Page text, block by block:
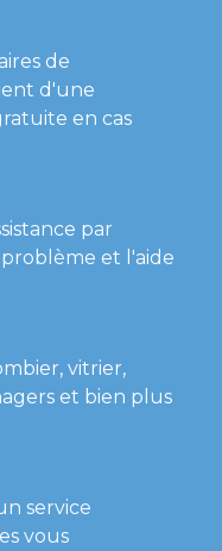
de
d'une
en cas
par
et l'aide
vitrier,
et bien plus
service
vous